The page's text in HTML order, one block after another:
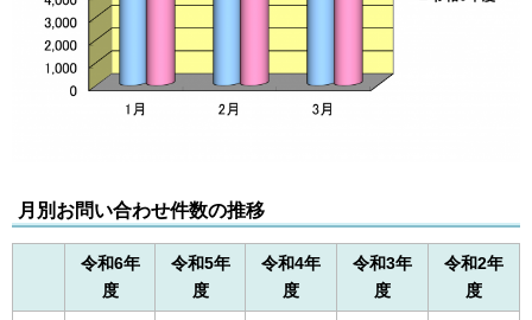
月別お問い合わせ件数の推移
令和6年
度
令和5年
度
令和4年
度
令和3年
度
令和2年
度